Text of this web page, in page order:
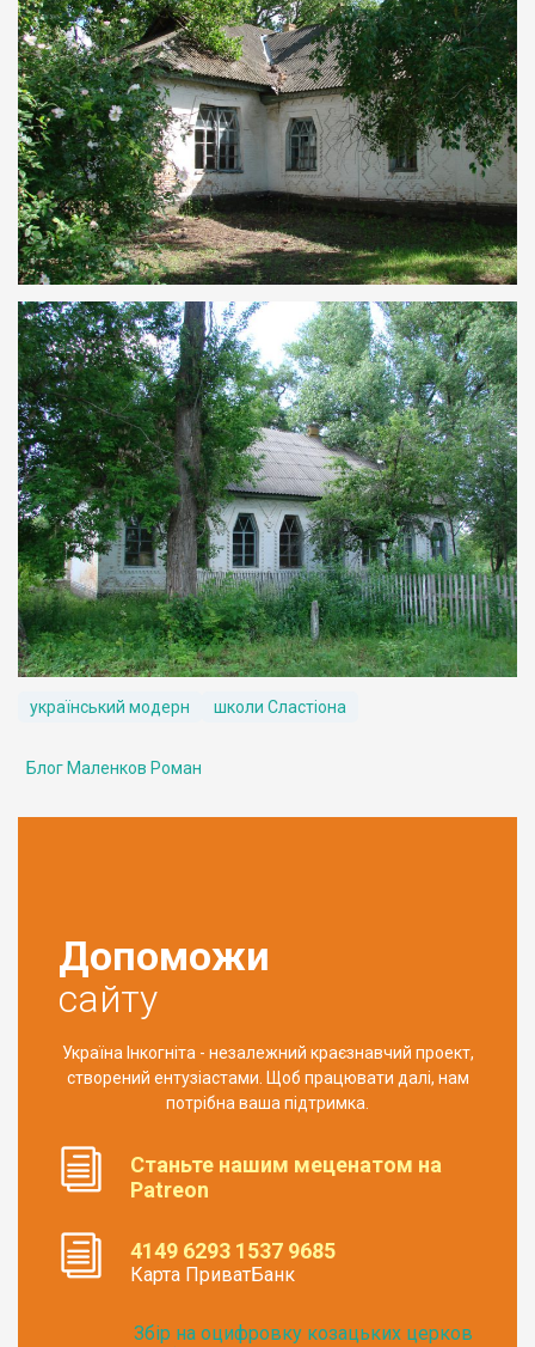
український модерн школи Сластіона
Блог Маленков Роман
Допоможи
сайту
Україна Інкогніта - незалежний краєзнавчий проект,
створений ентузіастами. Щоб працювати далі, нам
потрібна ваша підтримка.
Станьте нашим меценатом на
Patreon
4149 6293 1537 9685
Карта ПриватБанк
Збір на оцифровку козацьких церков